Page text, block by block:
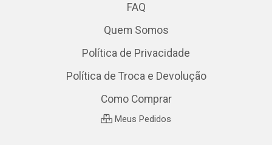
FAQ
Quem Somos
Política de Privacidade
Política de Troca e Devolução
Como Comprar
Meus Pedidos